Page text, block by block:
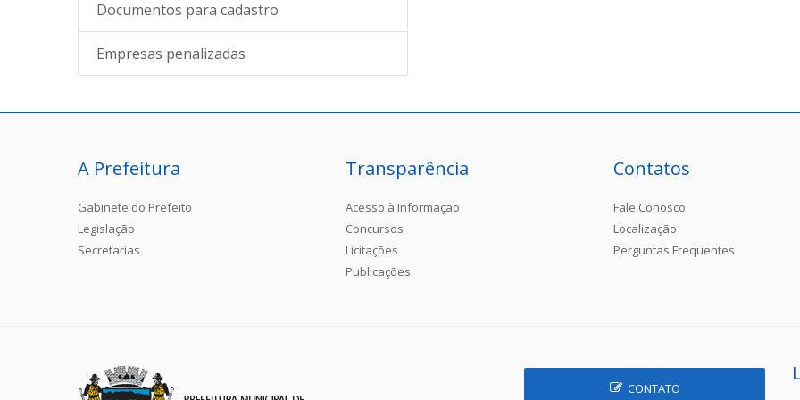
Documentos para cadastro
Empresas penalizadas
A Prefeitura
Gabinete do Prefeito
Legislação
Secretarias
Transparência
Acesso à Informação
Concursos
Licitações
Publicações
Contatos
Fale Conosco
Localização
Perguntas Frequentes
CONTATO